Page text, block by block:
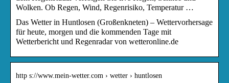
Wolken. Ob Regen, Wind, Regenrisiko, Temperatur …
Das Wetter in Huntlosen (Großenkneten) – Wettervorhersage
für heute, morgen und die kommenden Tage mit
Wetterbericht und Regenradar von wetteronline.de
http s://www.mein-wetter.com › wetter › huntlosen